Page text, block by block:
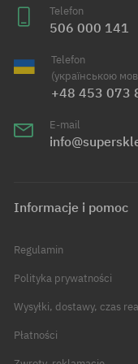
Telefon
506 000 141
Telefon
(українською
+48 453 073
E-mail
Informacje i pomoc
Regulamin
Polityka prywatności
Wysyłki, dostawy, czas
Płatności